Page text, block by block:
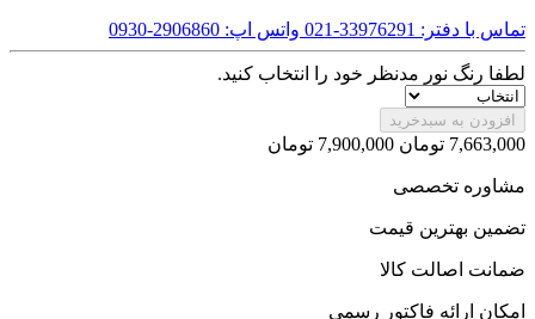
تماس با دفتر: 33976291-021 واتس اپ: 2906860-0930
لطفا رنگ نور مدنظر خود را انتخاب کنید.
افزودن به سبدخرید
7,663,000 تومان 7,900,000 تومان
مشاوره تخصصی
تضمین بهترین قیمت
ضمانت اصالت کالا
امکان ارائه فاکتور رسمی